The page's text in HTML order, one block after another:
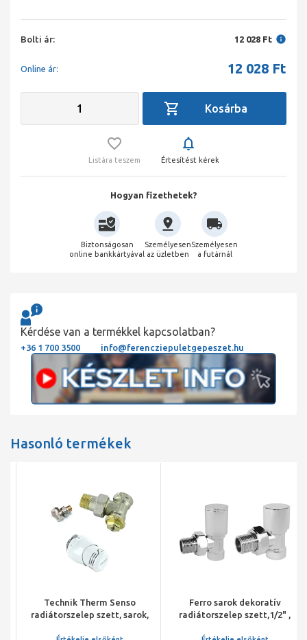
Bolti ár: 12 028 Ft
Online ár: 12 028 Ft
Listára teszem Értesítést kérek
Hogyan fizethetek?
Biztonságosan
online bankkártyával
Személyesen
az üzletben
Személyesen
a futárnál
Kérdése van a termékkel kapcsolatban?
+36 1 700 3500 info@ferencziepuletgepeszet.hu
Hasonló termékek
Technik Therm Senso
radiátorszelep szett, sarok,
Ferro sarok dekoratív
radiátorszelep szett,1/2" ,